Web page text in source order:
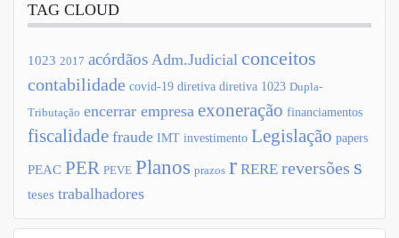
TAG CLOUD
1023 2017 acórdãos Adm.Judicial conceitos
contabilidade covid-19 diretiva diretiva 1023 Dupla-
Tributação encerrar empresa exoneração financiamentos
fiscalidade fraude IMT investimento Legislação papers
PEAC PER PEVE Planos prazos r RERE reversões s
teses trabalhadores